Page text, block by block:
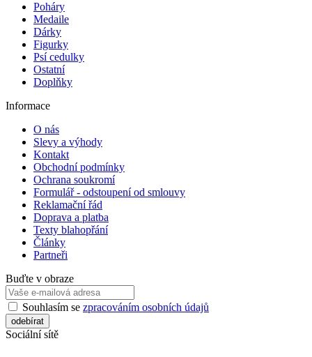
Poháry
Medaile
Dárky
Figurky
Psí cedulky
Ostatní
Doplňky
Informace
O nás
Slevy a výhody
Kontakt
Obchodní podmínky
Ochrana soukromí
Formulář - odstoupení od smlouvy
Reklamační řád
Doprava a platba
Texty blahopřání
Články
Partneři
Buďte v obraze
Souhlasím se zpracováním osobních údajů
Sociální sítě